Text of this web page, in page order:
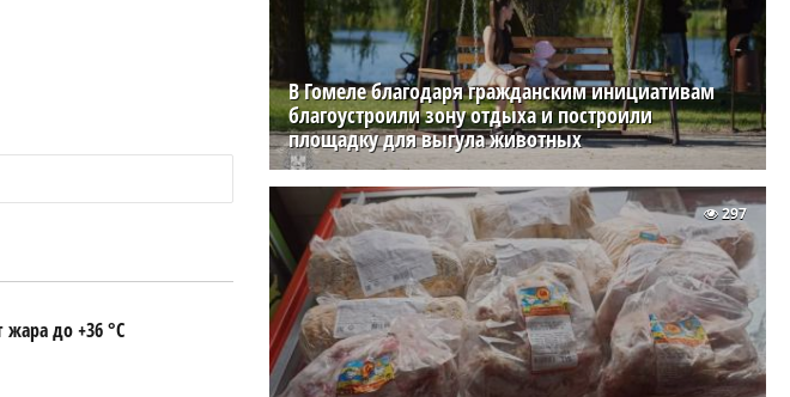
жара до +36 °C
В Гомеле благодаря гражданским инициативам
благоустроили зону отдыха и построили
площадку для выгула животных
297